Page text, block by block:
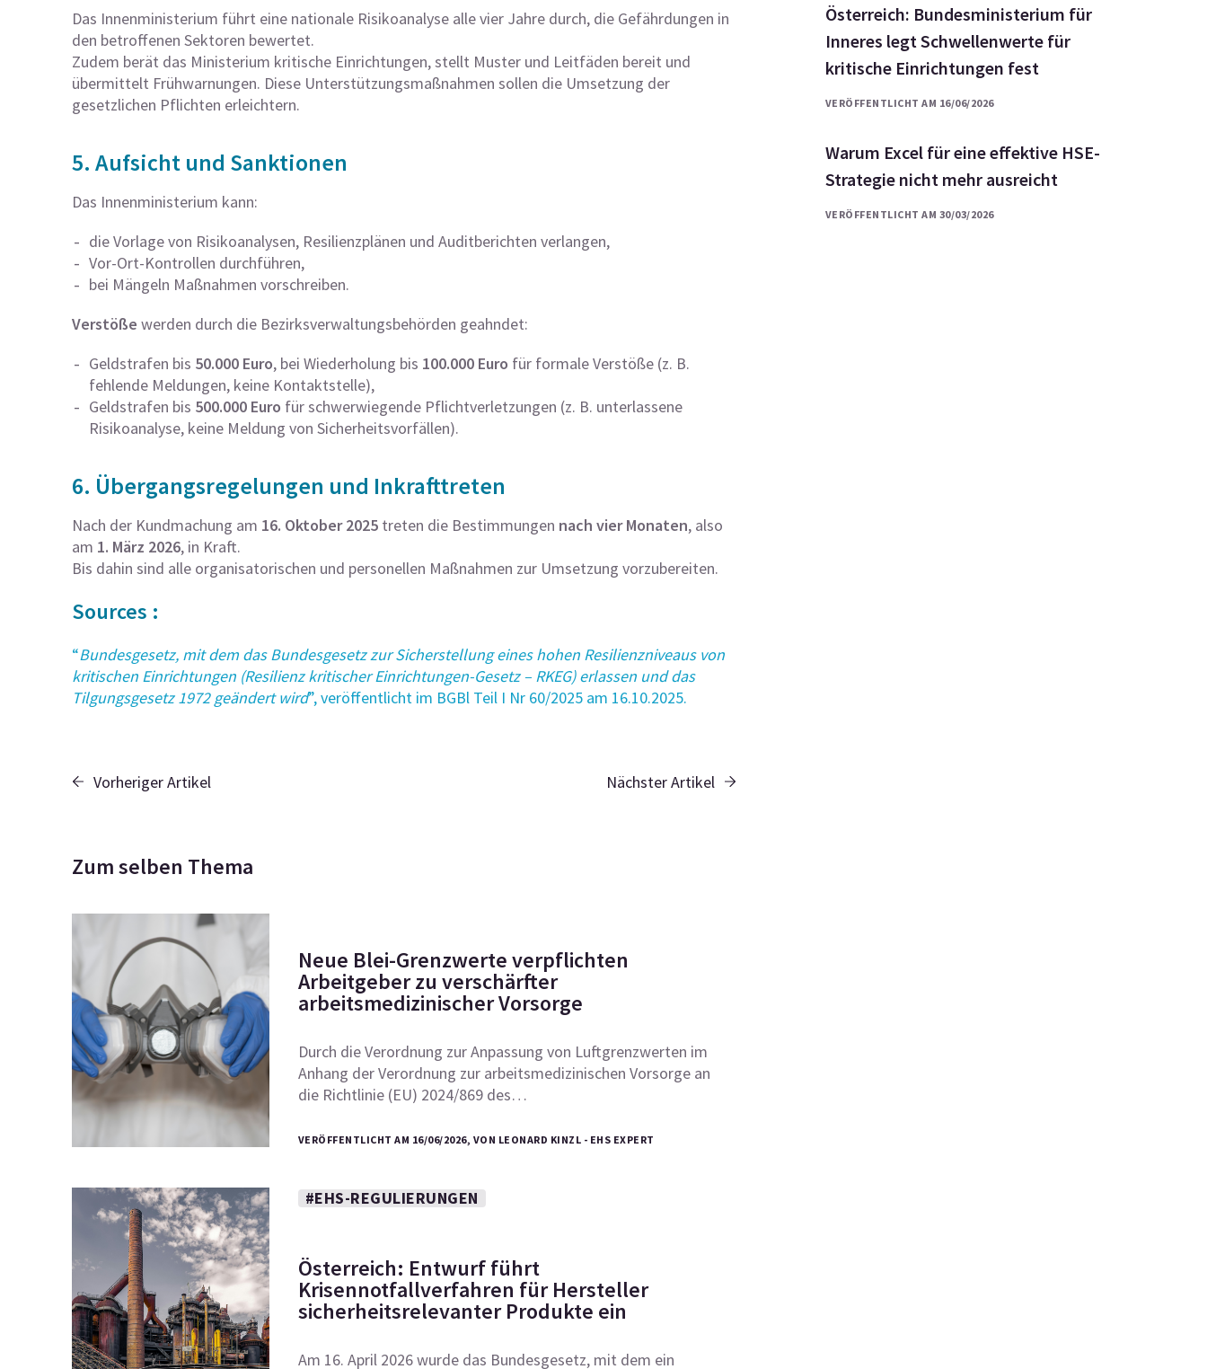
Das Innenministerium führt eine nationale Risikoanalyse alle vier Jahre durch, die Gefährdungen in
den betroffenen Sektoren bewertet.
Zudem berät das Ministerium kritische Einrichtungen, stellt Muster und Leitfäden bereit und
übermittelt Frühwarnungen. Diese Unterstützungsmaßnahmen sollen die Umsetzung der
gesetzlichen Pflichten erleichtern.
5. Aufsicht und Sanktionen
Das Innenministerium kann:
die Vorlage von Risikoanalysen, Resilienzplänen und Auditberichten verlangen,
Vor-Ort-Kontrollen durchführen,
bei Mängeln Maßnahmen vorschreiben.
Verstöße werden durch die Bezirksverwaltungsbehörden geahndet:
Geldstrafen bis 50.000 Euro, bei Wiederholung bis 100.000 Euro für formale Verstöße (z. B.
fehlende Meldungen, keine Kontaktstelle),
Geldstrafen bis 500.000 Euro für schwerwiegende Pflichtverletzungen (z. B. unterlassene
Risikoanalyse, keine Meldung von Sicherheitsvorfällen).
6. Übergangsregelungen und Inkrafttreten
Nach der Kundmachung am 16. Oktober 2025 treten die Bestimmungen nach vier Monaten, also
am 1. März 2026, in Kraft.
Bis dahin sind alle organisatorischen und personellen Maßnahmen zur Umsetzung vorzubereiten.
Sources :
“Bundesgesetz, mit dem das Bundesgesetz zur Sicherstellung eines hohen Resilienzniveaus von
kritischen Einrichtungen (Resilienz kritischer Einrichtungen-Gesetz – RKEG) erlassen und das
Tilgungsgesetz 1972 geändert wird”, veröffentlicht im BGBl Teil I Nr 60/2025 am 16.10.2025.
Vorheriger Artikel Nächster Artikel
Zum selben Thema
Neue Blei-Grenzwerte verpflichten
Arbeitgeber zu verschärfter
arbeitsmedizinischer Vorsorge
Durch die Verordnung zur Anpassung von Luftgrenzwerten im
Anhang der Verordnung zur arbeitsmedizinischen Vorsorge an
die Richtlinie (EU) 2024/869 des…
VERÖFFENTLICHT AM 16/06/2026, VON LEONARD KINZL - EHS EXPERT
#EHS-REGULIERUNGEN
Österreich: Entwurf führt
Krisennotfallverfahren für Hersteller
sicherheitsrelevanter Produkte ein
Am 16. April 2026 wurde das Bundesgesetz, mit dem ein
Österreich: Bundesministerium für
Inneres legt Schwellenwerte für
kritische Einrichtungen fest
VERÖFFENTLICHT AM 16/06/2026
Warum Excel für eine effektive HSE-
Strategie nicht mehr ausreicht
VERÖFFENTLICHT AM 30/03/2026